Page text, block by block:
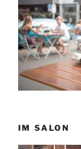
IM SALON